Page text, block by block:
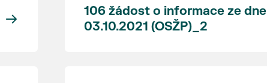
106 žádost o informace ze dne
03.10.2021 (OSŽP)_2